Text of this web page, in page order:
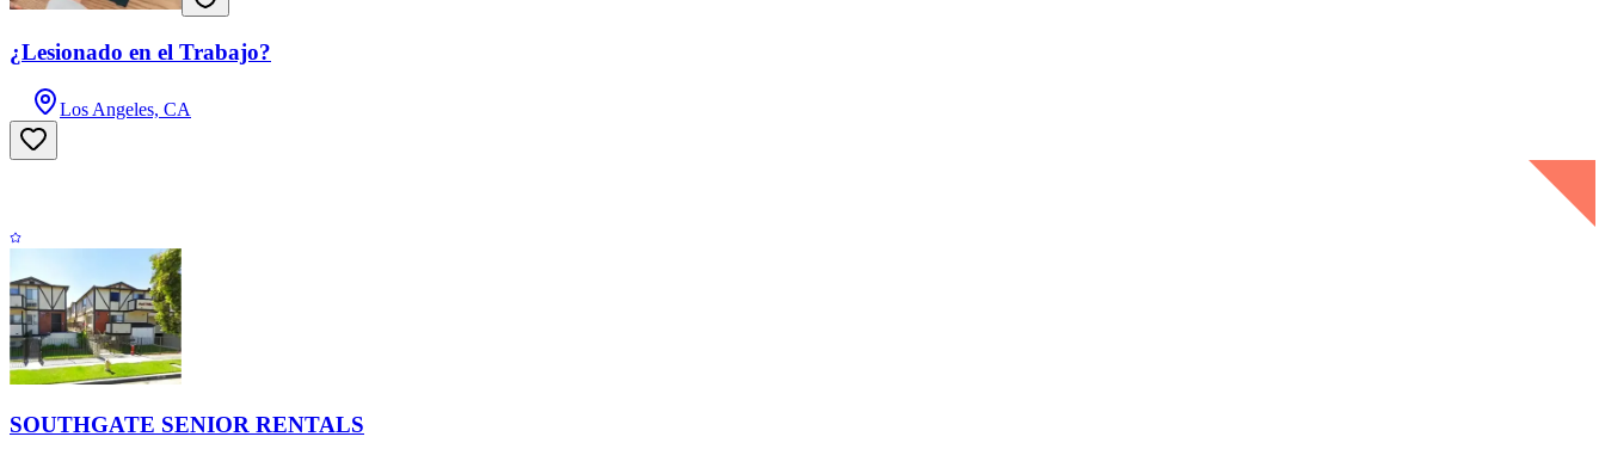
¿Lesionado en el Trabajo?
Los Angeles, CA
SOUTHGATE SENIOR RENTALS